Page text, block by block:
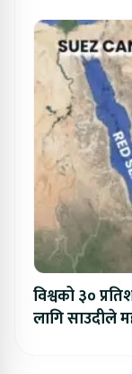
विश्वको ३०
लागि साउदीले